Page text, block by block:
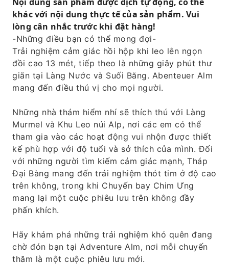
khác với nội dung thực tế của sản phẩm. Vui
lòng cân nhắc trước khi đặt hàng!
-Những điều bạn có thể mong đợi-
Trải nghiệm cảm giác hồi hộp khi leo lên ngọn
đồi cao 13 mét, tiếp theo là những giây phút thư
giãn tại Làng Nước và Suối Băng. Abenteuer Alm
mang đến điều thú vị cho mọi người.
Những nhà thám hiểm nhí sẽ thích thú với Làng
Murmel và Khu Leo núi Alp, nơi các em có thể
tham gia vào các hoạt động vui nhộn được thiết
kế phù hợp với độ tuổi và sở thích của mình. Đối
với những người tìm kiếm cảm giác mạnh, Tháp
Đại Bàng mang đến trải nghiệm thót tim ở độ cao
trên không, trong khi Chuyến bay Chim Ưng
mang lại một cuộc phiêu lưu trên không đầy
phấn khích.
Hãy khám phá những trải nghiệm khó quên đang
chờ đón bạn tại Adventure Alm, nơi mỗi chuyến
thăm là một cuộc phiêu lưu mới.